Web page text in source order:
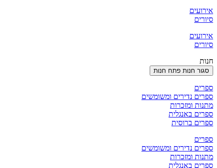
אירועים
סיורים
אירועים
סיורים
חנות
סגור חנות פתח חנות
ספרים
ספרים נדירים ומשומשים
מתנות ומזכרות
ספרים באנגלית
ספרים ברוסית
ספרים
ספרים נדירים ומשומשים
מתנות ומזכרות
ספרים באנגלית